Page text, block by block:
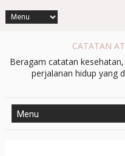
CATATAN
Beragam catatan
perjalanan hidup yang